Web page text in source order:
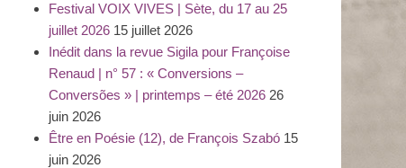
Festival VOIX VIVES | Sète, du 17 au 25
juillet 2026 15 juillet 2026
Inédit dans la revue Sigila pour Françoise
Renaud | n° 57 : « Conversions –
Conversões » | printemps – été 2026 26
juin 2026
Être en Poésie (12), de François Szabó 15
juin 2026